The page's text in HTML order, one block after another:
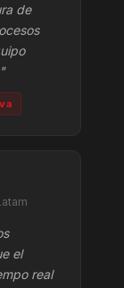
de
el
real